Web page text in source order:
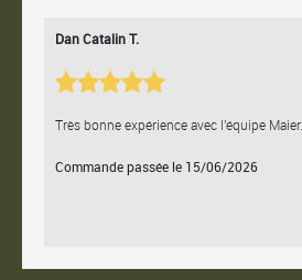
Dan Catalin T.
Très bonne expérience avec l'équipe Maier.
Commande passée le 15/06/2026